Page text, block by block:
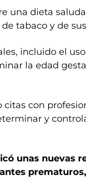
una dieta
tabaco y de
incluido el
la edad
citas con
y
unas nuevas
prematuros,